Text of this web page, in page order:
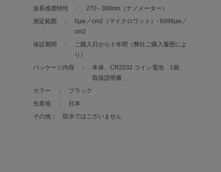
波長感度特性 ：270 - 380nm（ナノメーター）
測定範囲 ：0μw／cm2（マイクロワット）- 6999μw／
cm2
保証期間 ： ご購入日から１年間（弊社ご購入履歴によ
り）
パッケージ内容 ：本体、CR2032 コイン電池 1個、
取扱説明書
カラー ： ブラック
生産地 ：
日本
その他：
防水ではございません